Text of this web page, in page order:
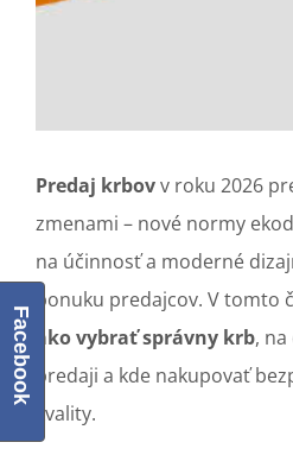
Predaj krbovv roku 2026
zmenami – nové normy
na účinnosť a moderné
ponuku predajcov. V tomto
ako vybrať správny krb,
predaji a kde nakupovať
kvality.
Facebook